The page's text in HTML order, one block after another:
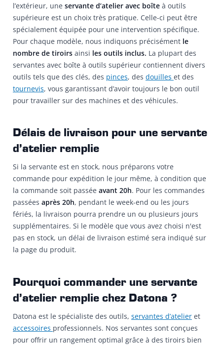
l’extérieur, une servante d’atelier avec boîte à outils
supérieure est un choix très pratique. Celle-ci peut être
spécialement équipée pour une intervention spécifique.
Pour chaque modèle, nous indiquons précisément le
nombre de tiroirs ainsi les outils inclus. La plupart des
servantes avec boîte à outils supérieur contiennent divers
outils tels que des clés, des pinces, des douilles et des
tournevis, vous garantissant d’avoir toujours le bon outil
pour travailler sur des machines et des véhicules.
Délais de livraison pour une servante
d’atelier remplie
Si la servante est en stock, nous préparons votre
commande pour expédition le jour même, à condition que
la commande soit passée avant 20h. Pour les commandes
passées après 20h, pendant le week-end ou les jours
fériés, la livraison pourra prendre un ou plusieurs jours
supplémentaires. Si le modèle que vous avez choisi n'est
pas en stock, un délai de livraison estimé sera indiqué sur
la page du produit.
Pourquoi commander une servante
d’atelier remplie chez Datona ?
Datona est le spécialiste des outils, servantes d’atelier et
accessoires professionnels. Nos servantes sont conçues
pour offrir un rangement optimal grâce à des tiroirs bien